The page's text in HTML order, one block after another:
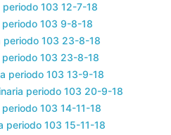
periodo 103 12-7-18
periodo 103 9-8-18
periodo 103 23-8-18
103 23-8-18
periodo 103 13-9-18
periodo 103 20-9-18
103 14-11-18
periodo 103 15-11-18